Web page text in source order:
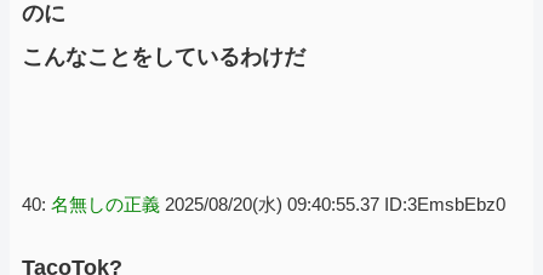
のに
こんなことをしているわけだ
40: 名無しの正義 2025/08/20(水) 09:40:55.37 ID:3EmsbEbz0
TacoTok?